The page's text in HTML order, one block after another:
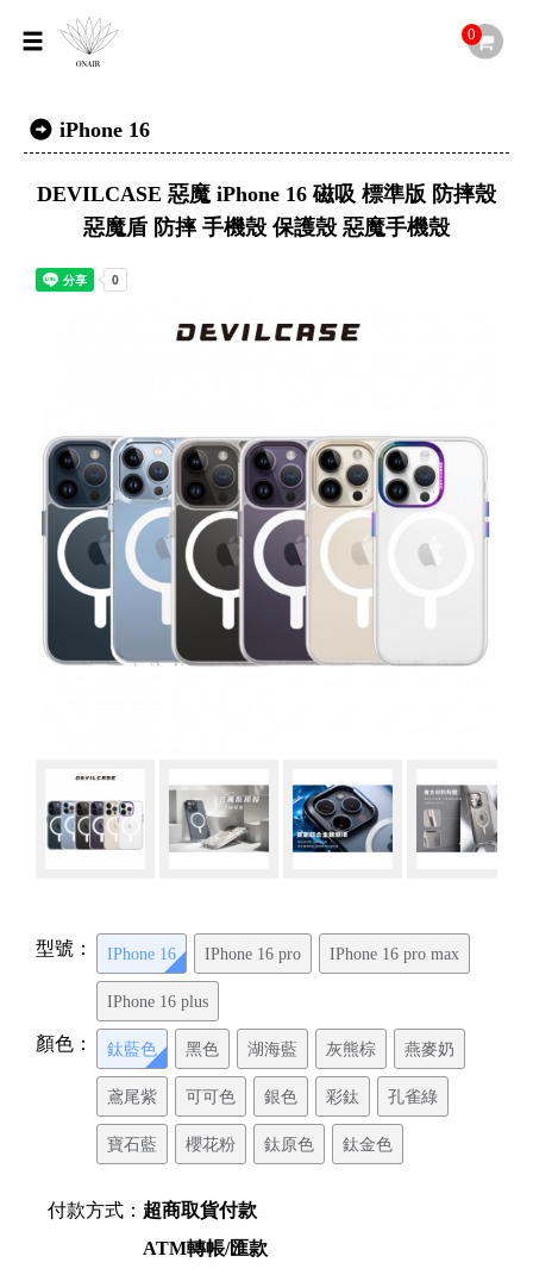
0
iPhone 16
DEVILCASE 惡魔 iPhone 16 磁吸 標準版 防摔殼
惡魔盾 防摔 手機殼 保護殼 惡魔手機殼
顏色： 鈦藍色 黑色 湖海藍 灰熊棕 燕麥奶
鳶尾紫 可可色 銀色 彩鈦 孔雀綠
寶石藍 櫻花粉 鈦原色 鈦金色
型號： IPhone 16 IPhone 16 pro IPhone 16 pro max
IPhone 16 plus
付款方式： 超商取貨付款
ATM轉帳/匯款